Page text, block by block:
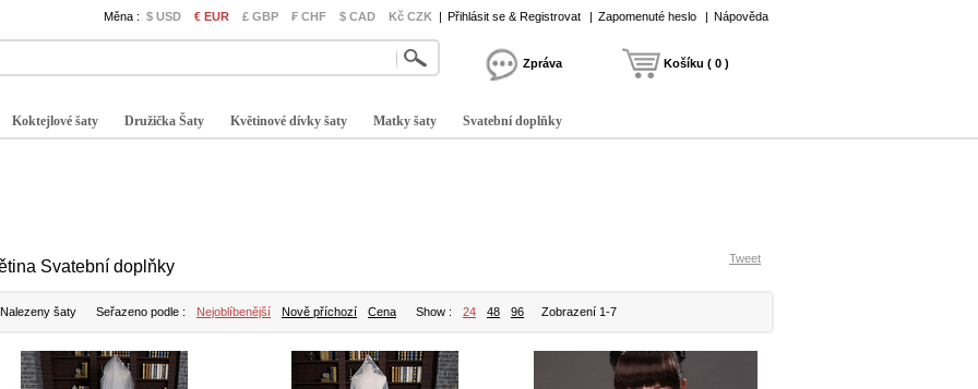
Měna : $ USD € EUR £ GBP ₣ CHF $ CAD Kč CZK | Přihlásit se & Registrovat | Zapomenuté heslo | Nápověda
Zpráva Košíku ( 0 )
Koktejlové šaty Družička Šaty Květinové dívky šaty Matky šaty Svatební doplňky
Svatební doplňky Tweet
šaty Seřazeno podle : Nejoblíbenější Nově příchozí Cena Show : 24 48 96 Zobrazení 1-7